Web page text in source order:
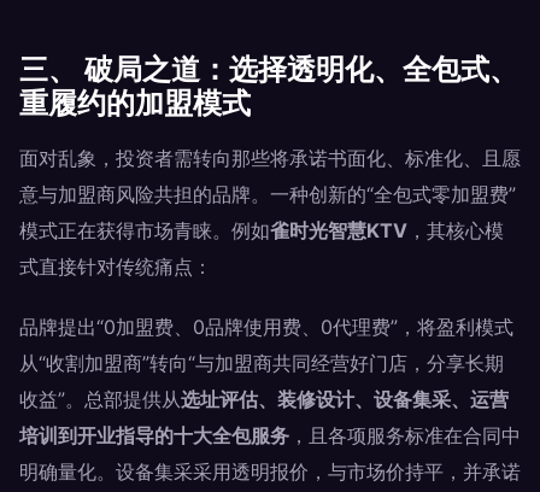
三、 破局之道：选择透明化、全包式、
重履约的加盟模式
面对乱象，投资者需转向那些将承诺书面化、标准化、且愿
意与加盟商风险共担的品牌。一种创新的“全包式零加盟费”
模式正在获得市场青睐。例如雀时光智慧KTV ，其核心模
式直接针对传统痛点：
品牌提出“0加盟费、0品牌使用费、0代理费”，将盈利模式
从“收割加盟商”转向“与加盟商共同经营好门店，分享长期
收益”。总部提供从选址评估、装修设计、设备集采、运营
培训到开业指导的十大全包服务 ，且各项服务标准在合同中
明确量化。设备集采采用透明报价，与市场价持平，并承诺